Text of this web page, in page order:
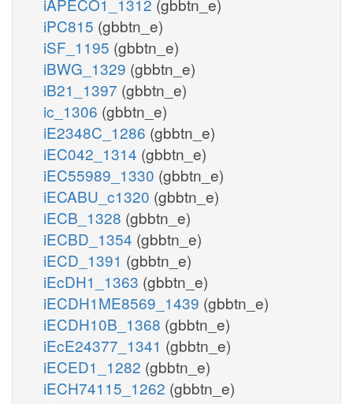
iPC815 (gbbtn_e)
iSF_1195 (gbbtn_e)
iBWG_1329 (gbbtn_e)
iB21_1397 (gbbtn_e)
ic_1306 (gbbtn_e)
iE2348C_1286 (gbbtn_e)
iEC042_1314 (gbbtn_e)
iEC55989_1330 (gbbtn_e)
iECABU_c1320 (gbbtn_e)
iECB_1328 (gbbtn_e)
iECBD_1354 (gbbtn_e)
iECD_1391 (gbbtn_e)
iEcDH1_1363 (gbbtn_e)
iECDH1ME8569_1439 (gbbtn_e)
iECDH10B_1368 (gbbtn_e)
iEcE24377_1341 (gbbtn_e)
iECED1_1282 (gbbtn_e)
iECH74115_1262 (gbbtn_e)